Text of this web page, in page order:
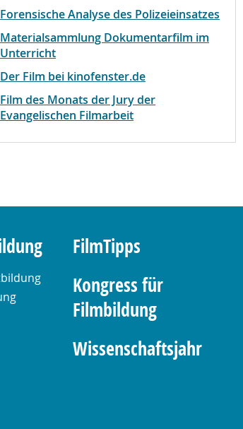
Forensische Analyse des Polizeieinsatzes
Materialsammlung Dokumentarfilm im
Unterricht
Der Film bei kinofenster.de
Film des Monats der Jury der
Evangelischen Filmarbeit
FilmTipps
Kongress für
Filmbildung
Wissenschaftsjahr